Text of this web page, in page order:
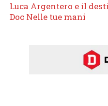
Luca Argentero e il
Doc Nelle tue mani